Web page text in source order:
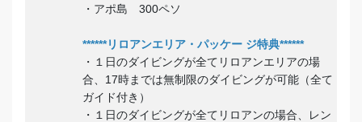
・アポ島 300ペソ
******リロアンエリア・パッケー ジ特典******
・１日のダイビングが全てリロアンエリアの場
合、17時までは無制限のダイビングが可能（全て
ガイド付き）
・１日のダイビングが全てリロアンの場合、レン